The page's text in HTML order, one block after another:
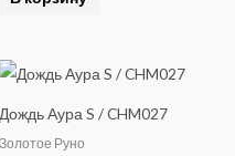
Дождь Аура S / CHM027
Золотое Руно